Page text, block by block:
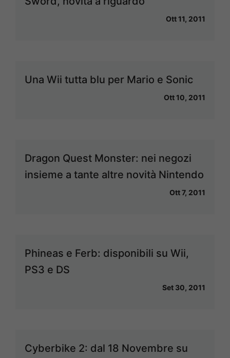
Ott 11, 2011
Una Wii tutta blu per Mario e Sonic
Ott 10, 2011
Dragon Quest Monster: nei negozi
insieme a tante altre novità Nintendo
Ott 7, 2011
Phineas e Ferb: disponibili su Wii,
PS3 e DS
Set 30, 2011
Cyberbike 2: dal 18 Novembre su